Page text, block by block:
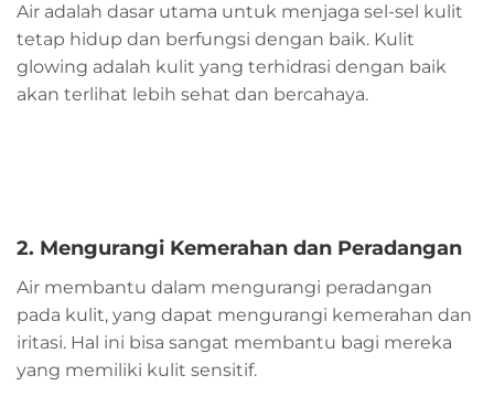
Air adalah dasar utama untuk menjaga sel-sel kulit
tetap hidup dan berfungsi dengan baik. Kulit
glowing adalah kulit yang terhidrasi dengan baik
akan terlihat lebih sehat dan bercahaya.
2. Mengurangi Kemerahan dan Peradangan
Air membantu dalam mengurangi peradangan
pada kulit, yang dapat mengurangi kemerahan dan
iritasi. Hal ini bisa sangat membantu bagi mereka
yang memiliki kulit sensitif.